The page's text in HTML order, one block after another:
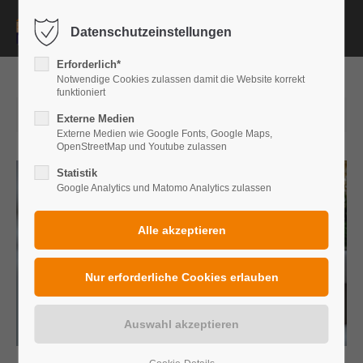
Login
Benutzername
Passwort
Anmelden
Register|Lost your password?
2024-12-19 12:49
Datenschutzeinstellungen
Erforderlich*
Notwendige Cookies zulassen damit die Website korrekt
funktioniert
Externe Medien
Externe Medien wie Google Fonts, Google Maps,
OpenStreetMap und Youtube zulassen
Statistik
Google Analytics und Matomo Analytics zulassen